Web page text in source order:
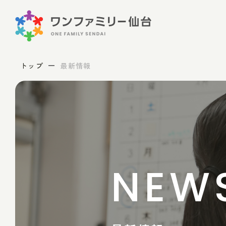
トップ 最新情報